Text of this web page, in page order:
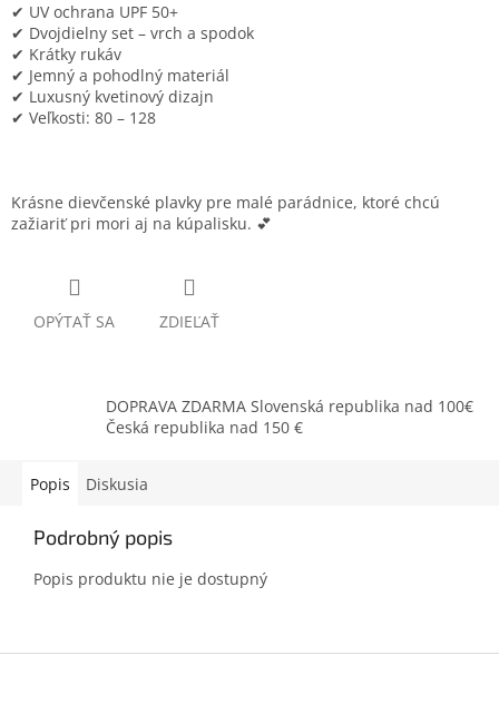
✔ UV ochrana UPF 50+
✔ Dvojdielny set – vrch a spodok
✔ Krátky rukáv
✔ Jemný a pohodlný materiál
✔ Luxusný kvetinový dizajn
✔ Veľkosti: 80 – 128
Krásne dievčenské plavky pre malé parádnice, ktoré chcú
zažiariť pri mori aj na kúpalisku. 💕
OPÝTAŤ SA ZDIEĽAŤ
DOPRAVA ZDARMA Slovenská republika nad 100€
Česká republika nad 150 €
Popis Diskusia
Podrobný popis
Popis produktu nie je dostupný